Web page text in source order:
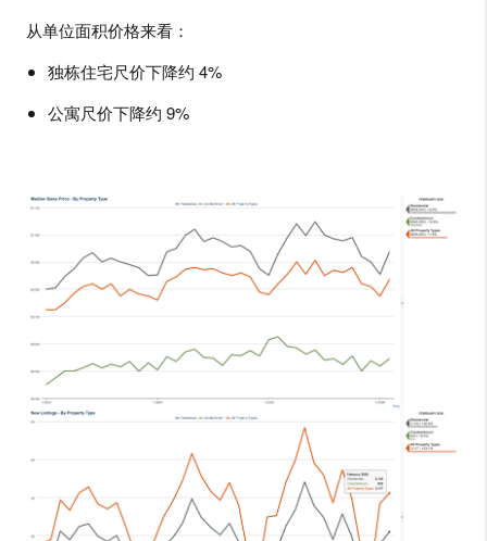
从单位面积价格来看：
独栋住宅尺价下降约 4%
公寓尺价下降约 9%